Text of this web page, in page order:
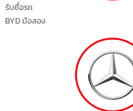
รับซื้อรถ
BYD มือสอง